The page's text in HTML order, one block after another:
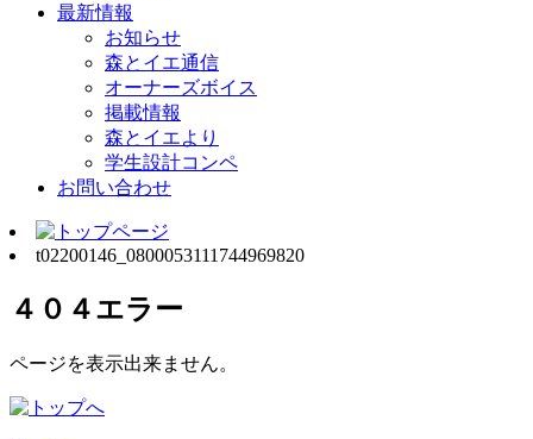
最新情報
お知らせ
森とイエ通信
オーナーズボイス
掲載情報
森とイエより
学生設計コンペ
お問い合わせ
t02200146_0800053111744969820
４０４エラー
ページを表示出来ません。